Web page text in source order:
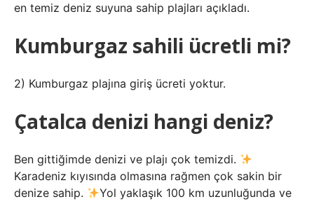
en temiz deniz suyuna sahip plajları açıkladı.
Kumburgaz sahili ücretli mi?
2) Kumburgaz plajına giriş ücreti yoktur.
Çatalca denizi hangi deniz?
Ben gittiğimde denizi ve plajı çok temizdi.
Karadeniz kıyısında olmasına rağmen çok sakin bir
denize sahip.
Yol yaklaşık 100 km uzunluğunda ve